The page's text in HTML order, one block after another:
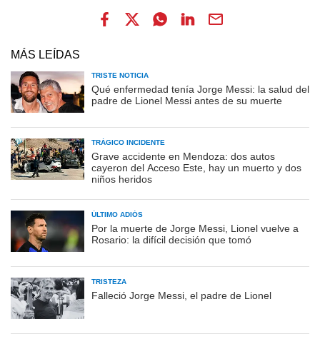
MÁS LEÍDAS
TRISTE NOTICIA
Qué enfermedad tenía Jorge Messi: la salud del
padre de Lionel Messi antes de su muerte
TRÁGICO INCIDENTE
Grave accidente en Mendoza: dos autos
cayeron del Acceso Este, hay un muerto y dos
niños heridos
ÚLTIMO ADIÓS
Por la muerte de Jorge Messi, Lionel vuelve a
Rosario: la difícil decisión que tomó
TRISTEZA
Falleció Jorge Messi, el padre de Lionel